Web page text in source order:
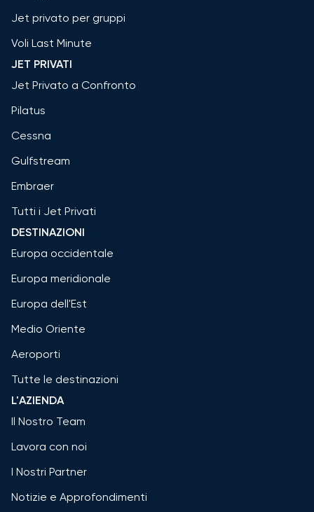
Jet privato per gruppi
Voli Last Minute
JET PRIVATI
Jet Privato a Confronto
Pilatus
Cessna
Gulfstream
Embraer
Tutti i Jet Privati
DESTINAZIONI
Europa occidentale
Europa meridionale
Europa dell'Est
Medio Oriente
Aeroporti
Tutte le destinazioni
L'AZIENDA
Il Nostro Team
Lavora con noi
I Nostri Partner
Notizie e Approfondimenti